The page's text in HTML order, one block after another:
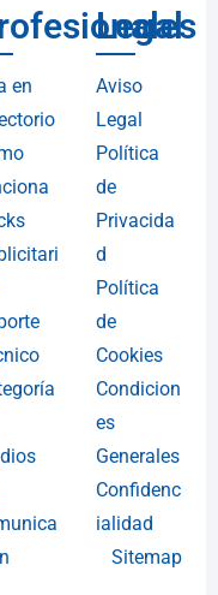
en
Legal
Aviso
Legal
Política
de
Privacida
d
Política
de
Cookies
Condicion
es
Generales
Confidenc
ialidad
Sitemap